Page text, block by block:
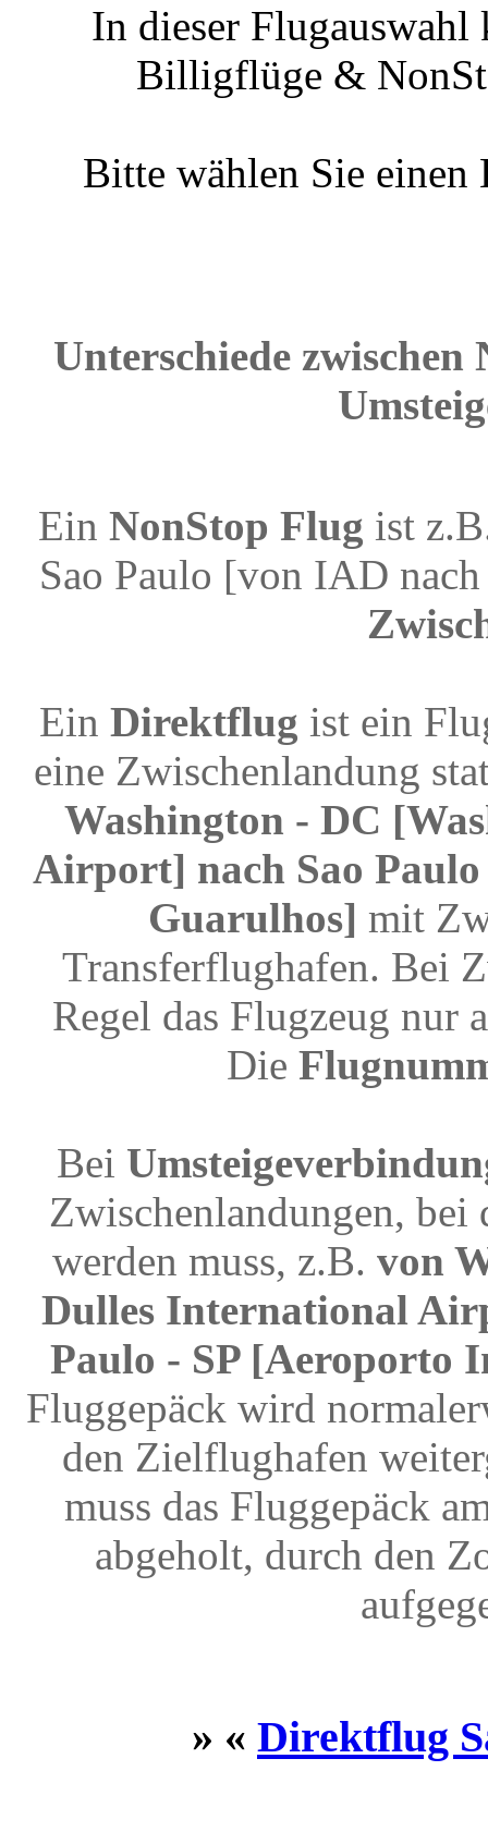
In dieser
Billigflüge &
Bitte wählen Sie
Unterschiede
Ein NonStop Flug ist
Sao Paulo [von IAD
Ein Direktflug ist ein
eine Zwischenlandung
Washington - DC
Airport] nach Sao
Guarulhos] mit
Transferflughafen. Bei
Regel das Flugzeug nur
Die
Bei
Zwischenlandungen, bei
werden muss, z.B. von
Dulles International
Paulo - SP [Aeroporto
Fluggepäck wird
den Zielflughafen
muss das Fluggepäck
abgeholt, durch den
» « Direktflug